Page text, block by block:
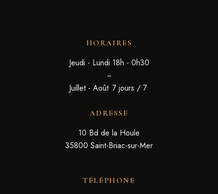
HORAIRES
Jeudi - Lundi 18h - 0h30
~
Juillet - Août 7 jours / 7
ADRESSE
10 Bd de la Houle
35800 Saint-Briac-sur-Mer
TÉLÉPHONE